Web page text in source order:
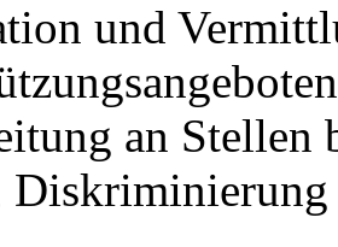
und
an Stellen
Diskriminierung